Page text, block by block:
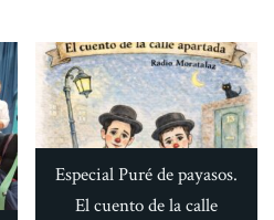
Especial Puré de payasos.
El cuento de la calle